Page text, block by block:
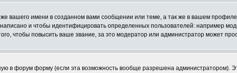
вашего имени в созданном вами сообщении или теме, а так же в вашем
и чтобы идентифицировать определенных пользователей: например
чтобы повысить ваше звание, за это модератор или администратор может
в форум форму (если эта возможность вообще разрешена администратором).